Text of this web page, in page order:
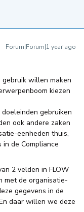
Forum|Forum|1 year ago
willen maken
kiezen
gebruiken
ook andere zaken
eenheden thuis,
in de Compliance
2 velden in FLOW
met de organisatie-
gegevens in de
daar willen we deze